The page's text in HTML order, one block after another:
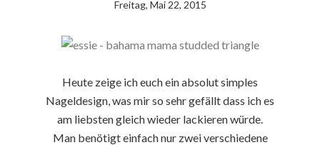
Freitag, Mai 22, 2015
Heute zeige ich euch ein absolut simples
Nageldesign, was mir so sehr gefällt dass ich es
am liebsten gleich wieder lackieren würde.
Man benötigt einfach nur zwei verschiedene